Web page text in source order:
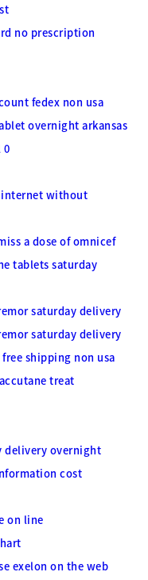
no prescription
fedex non usa
overnight arkansas
0
without
a dose of omnicef
tablets saturday
saturday delivery
saturday delivery
shipping non usa
treat
delivery overnight
cost
on line
exelon on the web